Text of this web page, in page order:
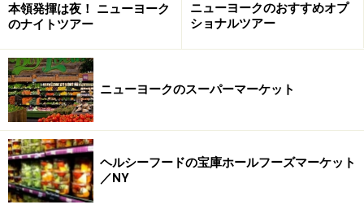
峰としてのスティタスを維持しています。
メニューは全てがお任せコース。アメリカのレストラン
にしては一皿一皿の量も少なめなのでコース料理もおい
しくいただけます。フランス、アメリカ、日本の食材も
ふんだんに取り入れられた魚料理に、最高レベルサービ
スでゆっくりくつろぎながら晩餐が楽しめます。
Le Bernardin
本領発揮は夜！ ニューヨーク
のナイトツアー
ニューヨークのおすすめオプ
ショナルツアー
ニューヨークのスーパーマーケット
ヘルシーフードの宝庫ホールフーズマーケット
／NY